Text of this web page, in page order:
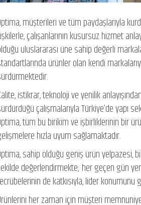
müşterileri ve tüm paydaşlarıyla
çalışanlarının kusursuz hizmet
uluslararası üne sahip değerli
ürünler olan kendi
istikrar, teknoloji ve yenilik
çalışmalarıyla Türkiye’de yapı
tüm bu birikim ve işbirliklerinin bir
hızla uyum sağlamaktadır.
sahip olduğu geniş ürün yelpazesi,
değerlendirmekte; her geçen gün
de katkısıyla, lider konumunu
her zaman için müşteri